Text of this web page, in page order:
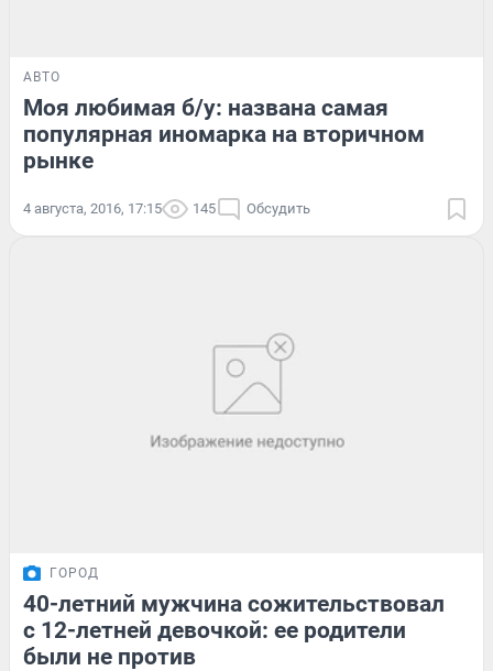
АВТО
Моя любимая б/у: названа самая
популярная иномарка на вторичном
рынке
4 августа, 2016, 17:15 145 Обсудить
ГОРОД
40-летний мужчина сожительствовал
с 12-летней девочкой: ее родители
были не против